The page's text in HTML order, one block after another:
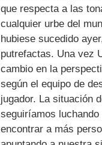
que respecta a las
cualquier urbe del
hubiese sucedido
putrefactas. Una vez
cambio en la
según el equipo de
jugador. La situación
seguiríamos
encontrar a más